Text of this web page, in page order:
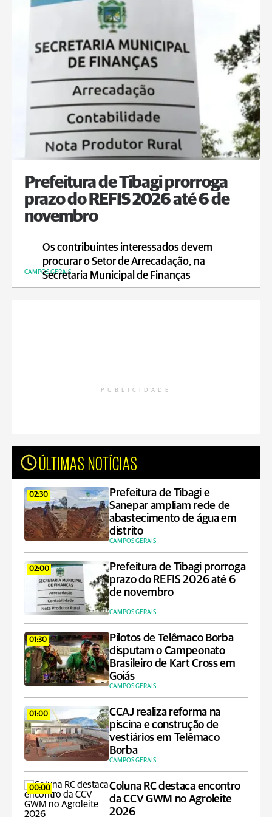
Prefeitura de Tibagi prorroga
prazo do REFIS 2026 até 6 de
novembro
Os contribuintes interessados devem
procurar o Setor de Arrecadação, na
Secretaria Municipal de Finanças
CAMPOS GERAIS
PUBLICIDADE
ÚLTIMAS NOTÍCIAS
02:30
Prefeitura de Tibagi e
Sanepar ampliam rede de
abastecimento de água em
distrito
CAMPOS GERAIS
02:00
Prefeitura de Tibagi prorroga
prazo do REFIS 2026 até 6
de novembro
CAMPOS GERAIS
01:30
Pilotos de Telêmaco Borba
disputam o Campeonato
Brasileiro de Kart Cross em
Goiás
CAMPOS GERAIS
01:00
CCAJ realiza reforma na
piscina e construção de
vestiários em Telêmaco
Borba
CAMPOS GERAIS
00:00
Coluna RC destaca encontro
da CCV GWM no Agroleite
2026